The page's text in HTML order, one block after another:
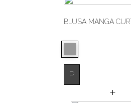
BLUSA MANGA
P
+